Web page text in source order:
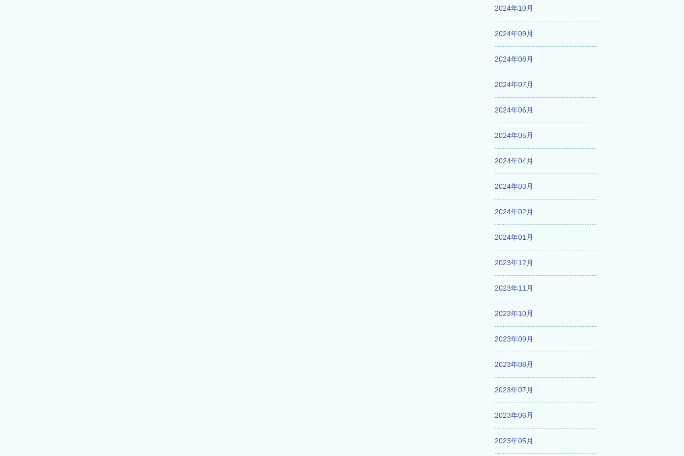
2024年10月
2024年09月
2024年08月
2024年07月
2024年06月
2024年05月
2024年04月
2024年03月
2024年02月
2024年01月
2023年12月
2023年11月
2023年10月
2023年09月
2023年08月
2023年07月
2023年06月
2023年05月